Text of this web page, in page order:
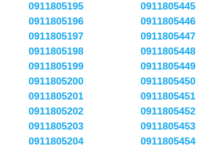
0911805195
0911805196
0911805197
0911805198
0911805199
0911805200
0911805201
0911805202
0911805203
0911805204
0911805445
0911805446
0911805447
0911805448
0911805449
0911805450
0911805451
0911805452
0911805453
0911805454